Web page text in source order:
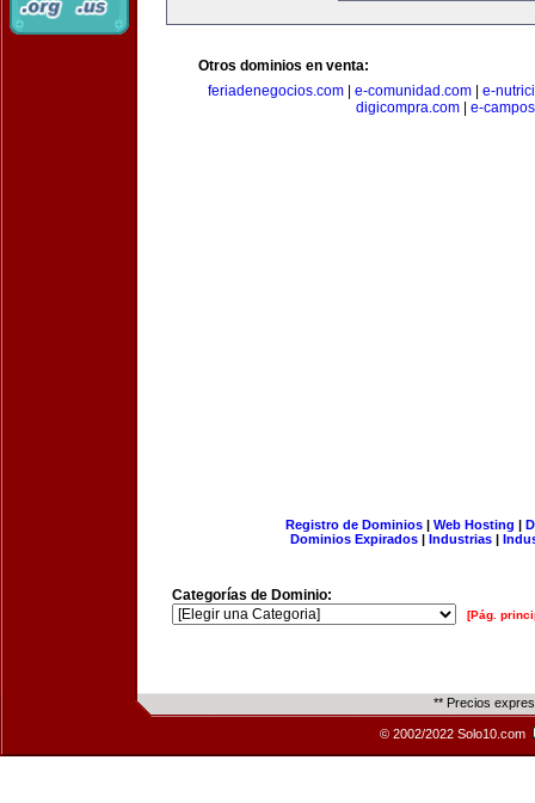
Otros dominios en venta:
feriadenegocios.com| e-comunidad.com| e-
digicompra.com
e-
Registro de Dominios| Web Hosting |
Dominios Expirados | Industrias |
Categorías de Dominio:
[Pág.
** Precios
© 2002/2022 Solo10.com